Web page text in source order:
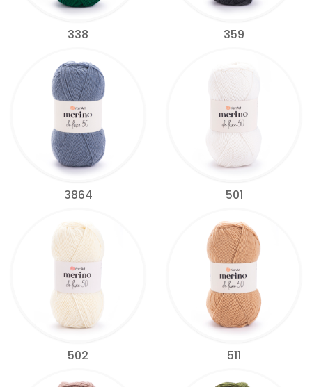
338 359
3864 501
502 511